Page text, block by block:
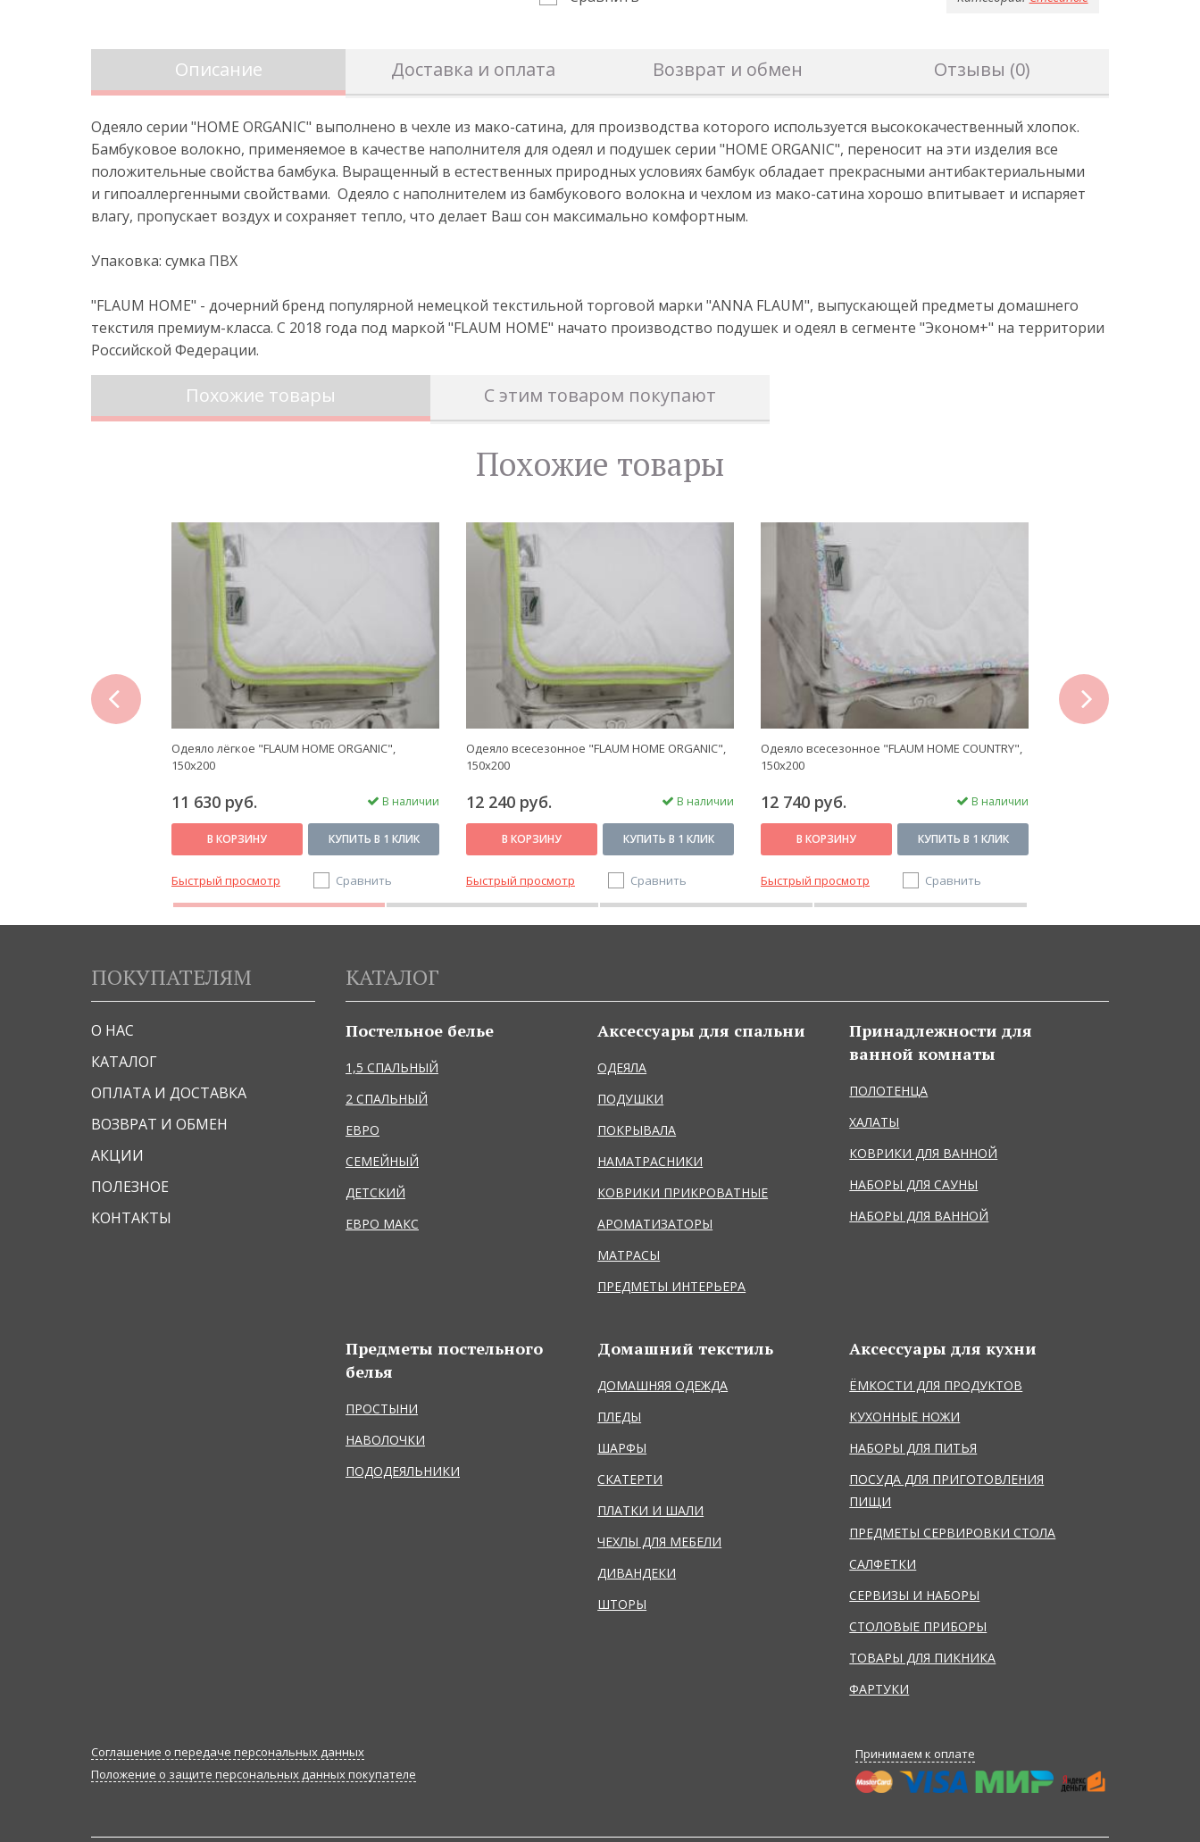
Описание Доставка и оплата Возврат и обмен Отзывы (0)
Одеяло серии "HOME ORGANIC" выполнено в чехле из мако-сатина, для производства которого используется высококачественный хлопок.
Бамбуковое волокно, применяемое в качестве наполнителя для одеял и подушек серии "HOME ORGANIC", переносит на эти изделия все
положительные свойства бамбука. Выращенный в естественных природных условиях бамбук обладает прекрасными антибактериальными
и гипоаллергенными свойствами. Одеяло с наполнителем из бамбукового волокна и чехлом из мако-сатина хорошо впитывает и испаряет
влагу, пропускает воздух и сохраняет тепло, что делает Ваш сон максимально комфортным.
Упаковка: сумка ПВХ
"FLAUM HOME" - дочерний бренд популярной немецкой текстильной торговой марки "ANNA FLAUM", выпускающей предметы домашнего
текстиля премиум-класса. С 2018 года под маркой "FLAUM HOME" начато производство подушек и одеял в сегменте "Эконом+" на территории
Российской Федерации.
Похожие товары С этим товаром покупают
Похожие товары
Одеяло лёгкое "FLAUM HOME ORGANIC",
150х200
11 630 руб. В наличии
В КОРЗИНУ КУПИТЬ В 1 КЛИК
Быстрый просмотр Сравнить
Одеяло всесезонное "FLAUM HOME ORGANIC",
150х200
12 240 руб. В наличии
В КОРЗИНУ КУПИТЬ В 1 КЛИК
Быстрый просмотр Сравнить
Одеяло всесезонное "FLAUM HOME COUNTRY",
150х200
12 740 руб. В наличии
В КОРЗИНУ КУПИТЬ В 1 КЛИК
Быстрый просмотр Сравнить
next
ПОКУПАТЕЛЯМ
О НАС
КАТАЛОГ
ОПЛАТА И ДОСТАВКА
ВОЗВРАТ И ОБМЕН
АКЦИИ
ПОЛЕЗНОЕ
КОНТАКТЫ
КАТАЛОГ
Постельное белье
1,5 СПАЛЬНЫЙ
2 СПАЛЬНЫЙ
ЕВРО
СЕМЕЙНЫЙ
ДЕТСКИЙ
ЕВРО МАКС
Аксессуары для спальни
ОДЕЯЛА
ПОДУШКИ
ПОКРЫВАЛА
НАМАТРАСНИКИ
КОВРИКИ ПРИКРОВАТНЫЕ
АРОМАТИЗАТОРЫ
МАТРАСЫ
ПРЕДМЕТЫ ИНТЕРЬЕРА
Принадлежности для
ванной комнаты
ПОЛОТЕНЦА
ХАЛАТЫ
КОВРИКИ ДЛЯ ВАННОЙ
НАБОРЫ ДЛЯ САУНЫ
НАБОРЫ ДЛЯ ВАННОЙ
Предметы постельного
белья
ПРОСТЫНИ
НАВОЛОЧКИ
ПОДОДЕЯЛЬНИКИ
Домашний текстиль
ДОМАШНЯЯ ОДЕЖДА
ПЛЕДЫ
ШАРФЫ
СКАТЕРТИ
ПЛАТКИ И ШАЛИ
ЧЕХЛЫ ДЛЯ МЕБЕЛИ
ДИВАНДЕКИ
ШТОРЫ
Аксессуары для кухни
ЁМКОСТИ ДЛЯ ПРОДУКТОВ
КУХОННЫЕ НОЖИ
НАБОРЫ ДЛЯ ПИТЬЯ
ПОСУДА ДЛЯ ПРИГОТОВЛЕНИЯ
ПИЩИ
ПРЕДМЕТЫ СЕРВИРОВКИ СТОЛА
САЛФЕТКИ
СЕРВИЗЫ И НАБОРЫ
СТОЛОВЫЕ ПРИБОРЫ
ТОВАРЫ ДЛЯ ПИКНИКА
ФАРТУКИ
Соглашение о передаче персональных данных
Положение о защите персональных данных покупателе
Принимаем к оплате